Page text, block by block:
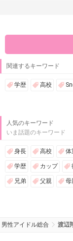
関連するキーワード
学歴 高校
人気のキーワード
いま話題のキーワード
身長 高校 体
学歴 カップ
兄弟 父親 母
男性アイドル総合 渡辺